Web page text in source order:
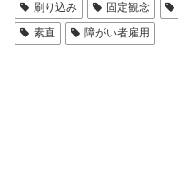
刷り込み
固定観念
素直
障がい者雇用